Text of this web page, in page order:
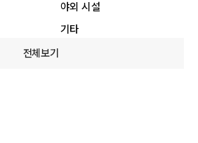
야외 시설
기타
전체보기